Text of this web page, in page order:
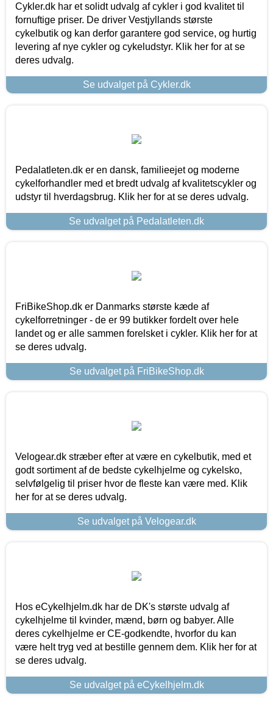
Cykler.dk har et solidt udvalg af cykler i god kvalitet til
fornuftige priser. De driver Vestjyllands største
cykelbutik og kan derfor garantere god service, og hurtig
levering af nye cykler og cykeludstyr. Klik her for at se
deres udvalg.
Se udvalget på Cykler.dk
Pedalatleten.dk er en dansk, familieejet og moderne
cykelforhandler med et bredt udvalg af kvalitetscykler og
udstyr til hverdagsbrug. Klik her for at se deres udvalg.
Se udvalget på Pedalatleten.dk
FriBikeShop.dk er Danmarks største kæde af
cykelforretninger - de er 99 butikker fordelt over hele
landet og er alle sammen forelsket i cykler. Klik her for at
se deres udvalg.
Se udvalget på FriBikeShop.dk
Velogear.dk stræber efter at være en cykelbutik, med et
godt sortiment af de bedste cykelhjelme og cykelsko,
selvfølgelig til priser hvor de fleste kan være med. Klik
her for at se deres udvalg.
Se udvalget på Velogear.dk
Hos eCykelhjelm.dk har de DK's største udvalg af
cykelhjelme til kvinder, mænd, børn og babyer. Alle
deres cykelhjelme er CE-godkendte, hvorfor du kan
være helt tryg ved at bestille gennem dem. Klik her for at
se deres udvalg.
Se udvalget på eCykelhjelm.dk